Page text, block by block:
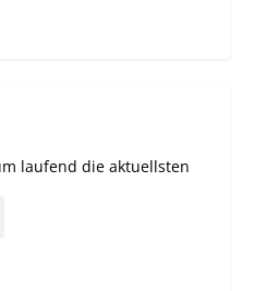
laufend die aktuellsten